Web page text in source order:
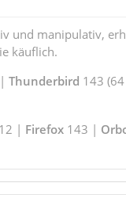
und manipulativ,
käuflich.
Thunderbird 143
12 | Firefox143 |